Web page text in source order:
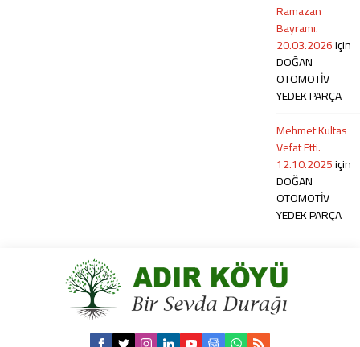
Ramazan
Bayramı.
20.03.2026için
DOĞAN
OTOMOTİV
YEDEK PARÇA
Mehmet Kultas
Vefat Etti.
12.10.2025için
DOĞAN
OTOMOTİV
YEDEK PARÇA